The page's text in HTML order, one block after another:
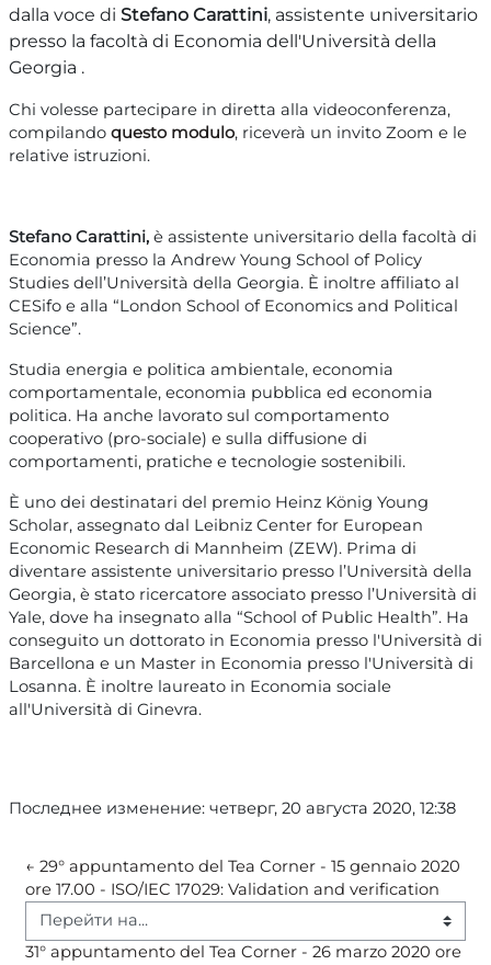
dalla voce di Stefano Carattini, assistente universitario
presso la facoltà di Economia dell'Università della
Georgia .
Chi volesse partecipare in diretta alla videoconferenza,
compilando questo modulo, riceverà un invito Zoom e le
relative istruzioni.
Stefano Carattini, è assistente universitario della facoltà di
Economia presso la Andrew Young School of Policy
Studies dell’Università della Georgia. È inoltre affiliato al
CESifo e alla “London School of Economics and Political
Science”.
Studia energia e politica ambientale, economia
comportamentale, economia pubblica ed economia
politica. Ha anche lavorato sul comportamento
cooperativo (pro-sociale) e sulla diffusione di
comportamenti, pratiche e tecnologie sostenibili.
È uno dei destinatari del premio Heinz König Young
Scholar, assegnato dal Leibniz Center for European
Economic Research di Mannheim (ZEW). Prima di
diventare assistente universitario presso l’Università della
Georgia, è stato ricercatore associato presso l’Università di
Yale, dove ha insegnato alla “School of Public Health”. Ha
conseguito un dottorato in Economia presso l'Università di
Barcellona e un Master in Economia presso l'Università di
Losanna. È inoltre laureato in Economia sociale
all'Università di Ginevra.
Последнее изменение: четверг, 20 августа 2020, 12:38
← 29° appuntamento del Tea Corner - 15 gennaio 2020
ore 17.00 - ISO/IEC 17029: Validation and verification
Перейти на...
31° appuntamento del Tea Corner - 26 marzo 2020 ore